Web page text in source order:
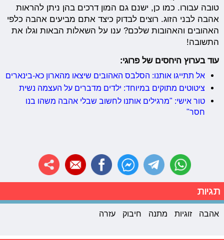
טובה עבורו. כמו כן, ישנם גם המון דרכים בהן ניתן להראות
אהבה לבני הזוג. רוצים לבדוק כיצד אתם מביעים אהבה כלפי
האהובים והאהובות שלכם? ענו על השאלות הבאות וגלו את
התשובה!
עוד בערוץ היחסים של פרוגי:
אל תתייגו אותנו: הסלבס האהובים שיצאו מהארון כא-בינארים
ציטוטים מתוקים במיוחד: ילדים מדברים על העצמה נשית
טור אישי: "מרגילים אותנו לחשוב שבלי אהבה משהו בנו
חסר"
תגיות
אהבה זוגיות מתנה חיבוק עזרה